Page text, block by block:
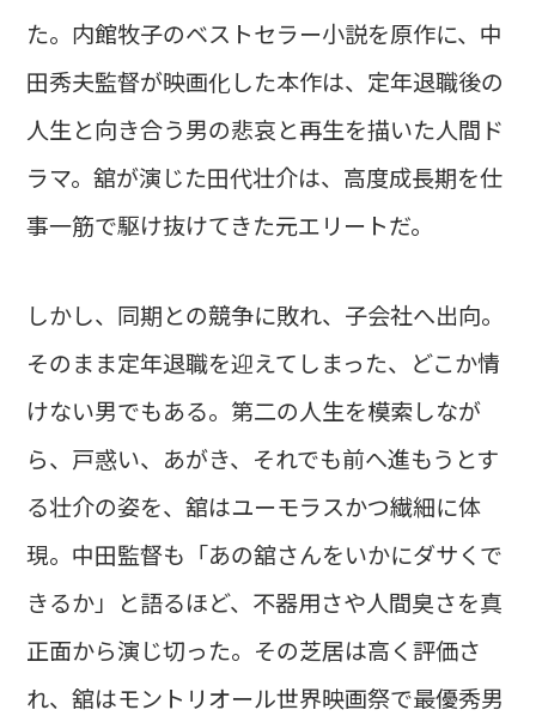
た。内館牧子のベストセラー小説を原作に、中
田秀夫監督が映画化した本作は、定年退職後の
人生と向き合う男の悲哀と再生を描いた人間ド
ラマ。舘が演じた田代壮介は、高度成長期を仕
事一筋で駆け抜けてきた元エリートだ。
しかし、同期との競争に敗れ、子会社へ出向。
そのまま定年退職を迎えてしまった、どこか情
けない男でもある。第二の人生を模索しなが
ら、戸惑い、あがき、それでも前へ進もうとす
る壮介の姿を、舘はユーモラスかつ繊細に体
現。中田監督も「あの舘さんをいかにダサくで
きるか」と語るほど、不器用さや人間臭さを真
正面から演じ切った。その芝居は高く評価さ
れ、舘はモントリオール世界映画祭で最優秀男